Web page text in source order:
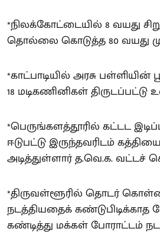
*நிலக்கோட்டையில் 8 வயது
தொல்லை கொடுத்த 80 வயது
*காட்பாடியில் அரசு பள்ளியின்
18 மடிகணினிகள் திருடப்பட்டு
*பெருங்களத்தூரில் கட்டட
ஈடுபட்டு இருந்தவரிடம்
அடித்துள்ளார் த.வெ.க. வட்டச்
*திருவள்ளூரில் தொடர்
நடத்தியதைக்
கண்டித்து மக்கள் போராட்டம்